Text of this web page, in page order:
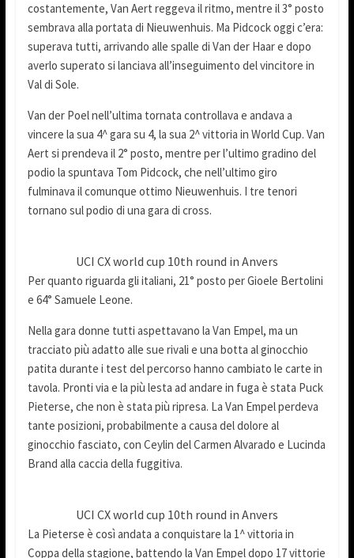
costantemente, Van Aert reggeva il ritmo, mentre il 3° posto
sembrava alla portata di Nieuwenhuis. Ma Pidcock oggi c’era:
superava tutti, arrivando alle spalle di Van der Haar e dopo
averlo superato si lanciava all’inseguimento del vincitore in
Val di Sole.
Van der Poel nell’ultima tornata controllava e andava a
vincere la sua 4^ gara su 4, la sua 2^ vittoria in World Cup. Van
Aert si prendeva il 2° posto, mentre per l’ultimo gradino del
podio la spuntava Tom Pidcock, che nell’ultimo giro
fulminava il comunque ottimo Nieuwenhuis. I tre tenori
tornano sul podio di una gara di cross.
UCI CX world cup 10th round in Anvers
Per quanto riguarda gli italiani, 21° posto per Gioele Bertolini
e 64° Samuele Leone.
Nella gara donne tutti aspettavano la Van Empel, ma un
tracciato più adatto alle sue rivali e una botta al ginocchio
patita durante i test del percorso hanno cambiato le carte in
tavola. Pronti via e la più lesta ad andare in fuga è stata Puck
Pieterse, che non è stata più ripresa. La Van Empel perdeva
tante posizioni, probabilmente a causa del dolore al
ginocchio fasciato, con Ceylin del Carmen Alvarado e Lucinda
Brand alla caccia della fuggitiva.
UCI CX world cup 10th round in Anvers
La Pieterse è così andata a conquistare la 1^ vittoria in
Coppa della stagione, battendo la Van Empel dopo 17 vittorie